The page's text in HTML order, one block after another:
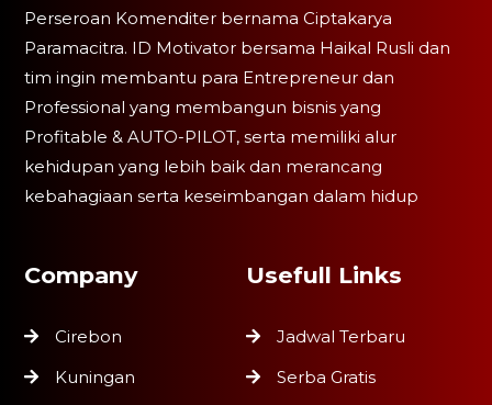
Perseroan Komenditer bernama Ciptakarya
Paramacitra. ID Motivator bersama Haikal Rusli dan
tim ingin membantu para Entrepreneur dan
Professional yang membangun bisnis yang
Profitable & AUTO-PILOT, serta memiliki alur
kehidupan yang lebih baik dan merancang
kebahagiaan serta keseimbangan dalam hidup
Company
Cirebon
Kuningan
Usefull Links
Jadwal Terbaru
Serba Gratis